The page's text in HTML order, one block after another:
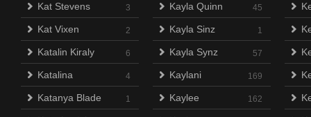
Kat Stevens 3
Kat Vixen 2
Katalin Kiraly 6
Katalina 4
Katanya Blade 1
Kayla Quinn 45
Kayla Sinz 1
Kayla Synz 57
Kaylani 169
Kaylee 162